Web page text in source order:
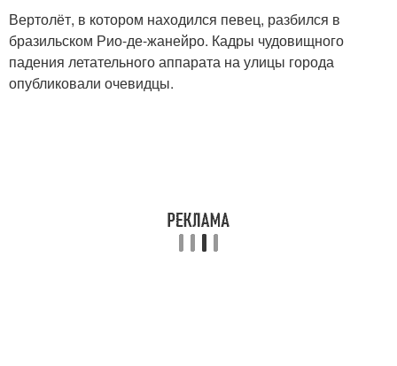
Вертолёт, в котором находился певец, разбился в
бразильском Рио-де-жанейро. Кадры чудовищного
падения летательного аппарата на улицы города
опубликовали очевидцы.